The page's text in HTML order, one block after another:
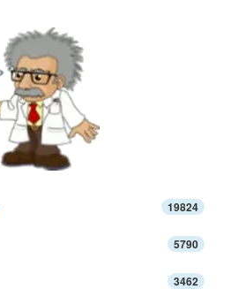
19824
5790
3462